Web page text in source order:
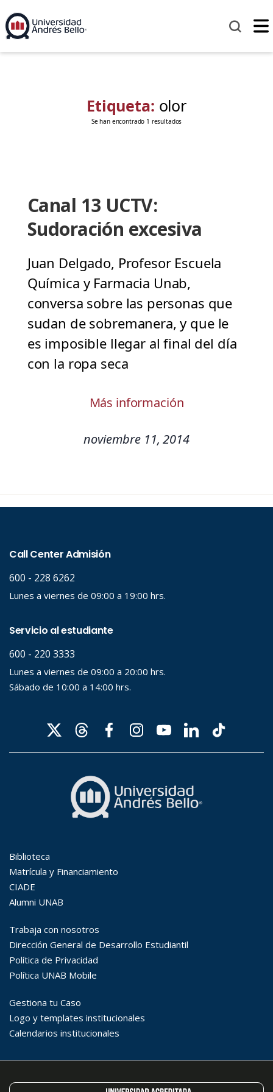
Etiqueta: olor
Se han encontrado 1 resultados
Canal 13 UCTV:
Sudoración excesiva
Juan Delgado, Profesor Escuela
Química y Farmacia Unab,
conversa sobre las personas que
sudan de sobremanera, y que le
es imposible llegar al final del día
con la ropa seca
Más información
noviembre 11, 2014